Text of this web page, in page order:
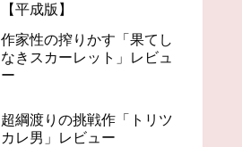
【平成版】
作家性の搾りかす「果てし
なきスカーレット」レビュ
ー
超綱渡りの挑戦作「トリツ
カレ男」レビュー